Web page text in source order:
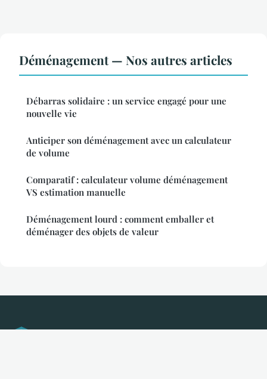
Déménagement — Nos autres articles
Débarras solidaire : un service engagé pour une
nouvelle vie
Anticiper son déménagement avec un calculateur
de volume
Comparatif : calculateur volume déménagement
VS estimation manuelle
Déménagement lourd : comment emballer et
déménager des objets de valeur
Taille Haie Electrique